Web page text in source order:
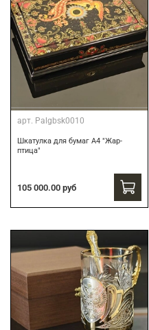
арт. Palgbsk0010
Шкатулка для бумаг А4 "Жар-
птица"
105 000.00 руб